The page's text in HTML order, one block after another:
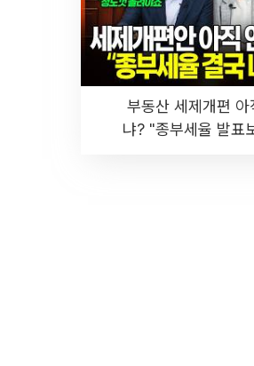
부동산 세제개편
냐? "종부세율 발표